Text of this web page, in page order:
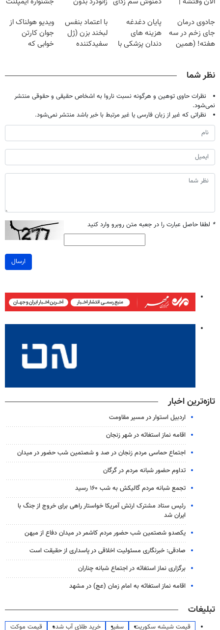
میلیون تومان!!!
فقط ۲۵ میلیون
جادوی درمان
جای زخم در سه
هفته! (همین
پایان دغدغه
هزینه های
دندان پزشکی با
با اعتماد بنفس
لبخند بزن (ژل
سفیدکننده
ویدیو هولناک از
جوان کارتن
خوابی که
نظر شما
نظرات حاوی توهین و هرگونه نسبت ناروا به اشخاص حقیقی و حقوقی منتشر
نمی‌شود.
نظراتی که غیر از زبان فارسی یا غیر مرتبط با خبر باشد منتشر نمی‌شود.
* لطفا حاصل عبارت را در جعبه متن روبرو وارد کنید
ارسال
تازه‌ترین اخبار
اردبیل استوار در مسیر مقاومت
اقامه نماز استغاثه در شهر زنجان
اجتماع حماسی مردم زنجان در صد و شصتمین شب حضور در میدان
تداوم حضور شبانه مردم در گرگان
تجمع شبانه مردم گالیکش به شب ۱۶۰ رسید
رئیس ستاد مشترک ارتش آمریکا خواستار راهی برای خروج از جنگ با
ایران شد
یکصدو شصتمین شب حضور مردم کاشمر در میدان دفاع از میهن
صادقی: خبرنگاری مسئولیت اخلاقی در پاسداری از حقیقت است
برگزاری نماز استغاثه در اجتماع شبانه چناران
اقامه نماز استغاثه به امام زمان (عج) در مشهد
تبلیغات
قیمت شیشه سکوریت سفیر خرید طلای آب شده
قیمت موکت